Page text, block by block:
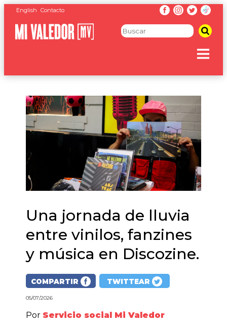
English Contacto
Una jornada de lluvia
entre vinilos, fanzines
y música en Discozine.
COMPARTIR TWITTEAR
05/07/2026
Por Servicio social Mi Valedor